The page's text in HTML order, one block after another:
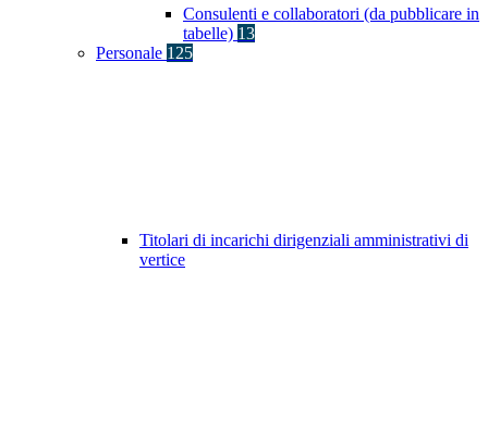
Consulenti e collaboratori (da pubblicare in
tabelle) 13
Personale 125
Titolari di incarichi dirigenziali amministrativi di
vertice